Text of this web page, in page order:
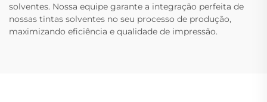
solventes. Nossa equipe garante a integração perfeita de
nossas tintas solventes no seu processo de produção,
maximizando eficiência e qualidade de impressão.